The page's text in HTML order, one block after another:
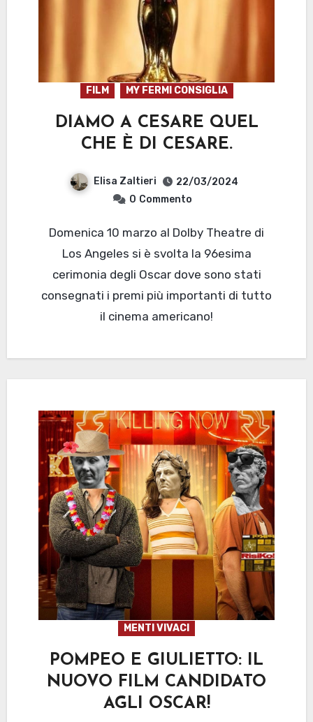
FILM MY FERMI CONSIGLIA
DIAMO A CESARE QUEL
CHE È DI CESARE.
Elisa Zaltieri
22/03/2024
0 Commento
Domenica 10 marzo al Dolby Theatre di
Los Angeles si è svolta la 96esima
cerimonia degli Oscar dove sono stati
consegnati i premi più importanti di tutto
il cinema americano!
MENTI VIVACI
POMPEO E GIULIETTO: IL
NUOVO FILM CANDIDATO
AGLI OSCAR!